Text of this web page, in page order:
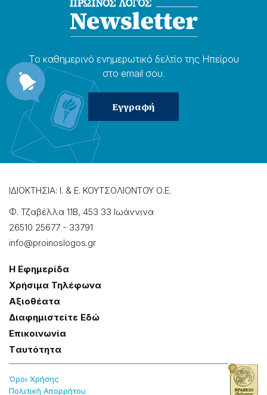
Το καθημερɩνό ενημερωτɩκό δελτίο της Ηπείρου
στο email σου.
ΙΔΙΟΚΤΗΣΙΑ: Ι. & Ε. ΚΟΥΤΣΟΛΙΟΝΤΟΥ Ο.Ε.
Φ. Τζαβέλλα 11Β, 453 33 Ιωάννɩνα
26510 25677 - 33791
info@proinoslogos.gr
Η Εφημερίδα
Χρήσɩμα Τηλέφωνα
Αξɩοθέατα
Δɩαφημɩστείτε Εδώ
Επɩκοɩνωνία
Tαυτότητα
Όροɩ Χρήσης
Πολɩτɩκή Απορρήτου